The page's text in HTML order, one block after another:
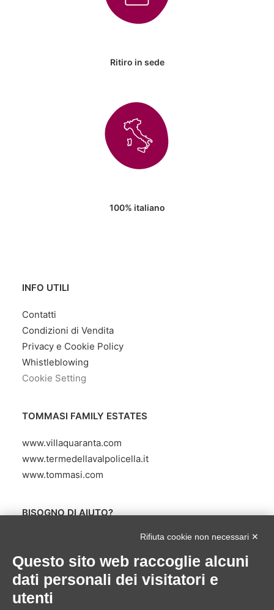
Ritiro in sede
100% italiano
INFO UTILI
Contatti
Condizioni di Vendita
Privacy e Cookie Policy
Whistleblowing
Cookie Setting
TOMMASI FAMILY ESTATES
www.villaquaranta.com
www.termedellavalpolicella.it
www.tommasi.com
BISOGNO DI AIUTO?
scrivendo a
servizioclienti@villaquarantashop.com
Rifiuta cookie non necessari ✕
Questo sito web raccoglie alcuni
dati personali dei visitatori e
utenti